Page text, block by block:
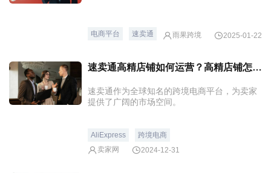
电商平台 速卖通 雨果跨境 2025-01-22
速卖通高精店铺如何运营？高精店铺怎么开？
速卖通作为全球知名的跨境电商平台，为卖家
提供了广阔的市场空间。
AliExpress
跨境电商
卖家网
2024-12-31